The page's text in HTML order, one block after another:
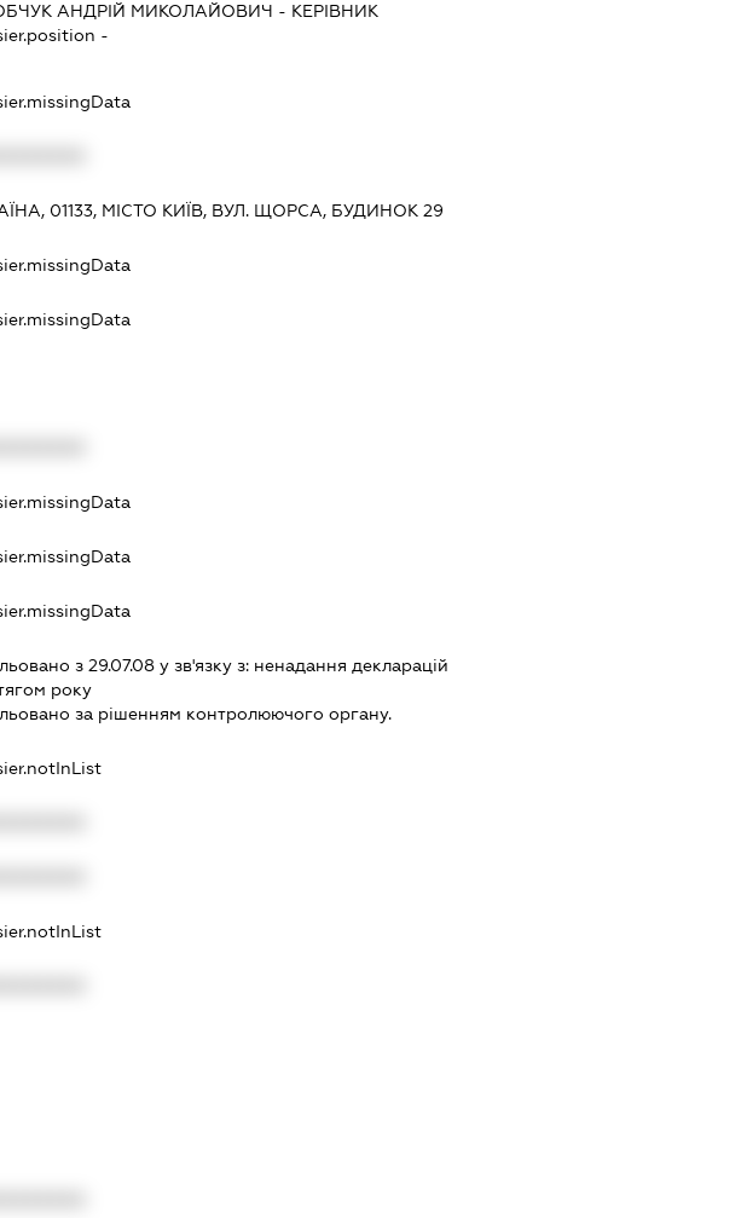
АНДРІЙ МИКОЛАЙОВИЧ - КЕРІВНИК
-
01133, МІСТО КИЇВ, ВУЛ. ЩОРСА, БУДИНОК 29
з 29.07.08 у зв'язку з: ненадання декларацiй
року
за рiшенням контролюючого органу.